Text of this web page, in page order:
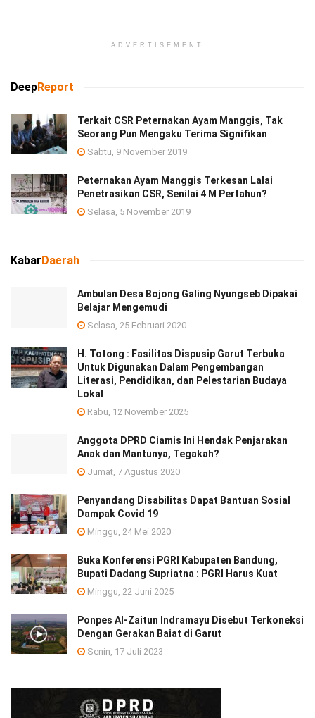
ADVERTISEMENT
DeepReport
Terkait CSR Peternakan Ayam Manggis, Tak
Seorang Pun Mengaku Terima Signifikan
Sabtu, 9 November 2019
Peternakan Ayam Manggis Terkesan Lalai
Penetrasikan CSR, Senilai 4 M Pertahun?
Selasa, 5 November 2019
KabarDaerah
Ambulan Desa Bojong Galing Nyungseb Dipakai
Belajar Mengemudi
Selasa, 25 Februari 2020
H. Totong : Fasilitas Dispusip Garut Terbuka
Untuk Digunakan Dalam Pengembangan
Literasi, Pendidikan, dan Pelestarian Budaya
Lokal
Rabu, 12 November 2025
Anggota DPRD Ciamis Ini Hendak Penjarakan
Anak dan Mantunya, Tegakah?
Jumat, 7 Agustus 2020
Penyandang Disabilitas Dapat Bantuan Sosial
Dampak Covid 19
Minggu, 24 Mei 2020
Buka Konferensi PGRI Kabupaten Bandung,
Bupati Dadang Supriatna : PGRI Harus Kuat
Minggu, 22 Juni 2025
Ponpes Al-Zaitun Indramayu Disebut Terkoneksi
Dengan Gerakan Baiat di Garut
Senin, 17 Juli 2023